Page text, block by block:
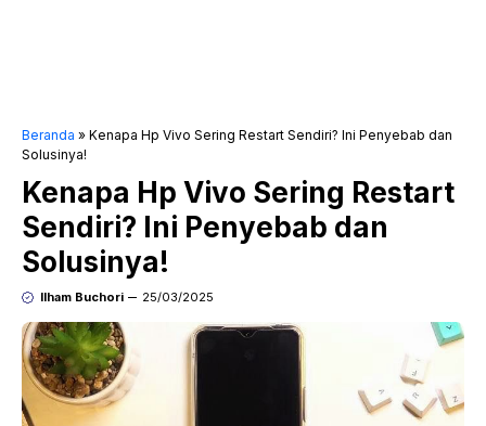
Beranda » Kenapa Hp Vivo Sering Restart Sendiri? Ini Penyebab dan
Solusinya!
Kenapa Hp Vivo Sering Restart
Sendiri? Ini Penyebab dan
Solusinya!
Ilham Buchori 25/03/2025